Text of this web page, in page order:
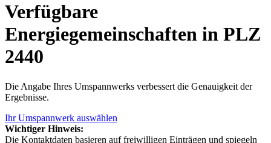
Verfügbare
Energiegemeinschaften in PLZ
2440
Die Angabe Ihres Umspannwerks verbessert die Genauigkeit der
Ergebnisse.
Ihr Umspannwerk auswählen
Wichtiger Hinweis:
Die Kontaktdaten basieren auf freiwilligen Einträgen und spiegeln